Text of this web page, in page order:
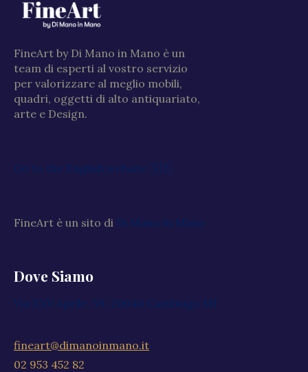
FineArt by Di Mano in Mano è un
team di esperti al vostro servizio
per valorizzare al meglio mobili,
quadri, oggetti di alto antiquariato,
arte e Design.
Go to the English website 🇬🇧
FineArt è un sito di Di Mano in Mano
Dove Siamo
Via XXV Aprile, 59, 20040 Cambiago MI
fineart@dimanoinmano.it
02 953 452 82